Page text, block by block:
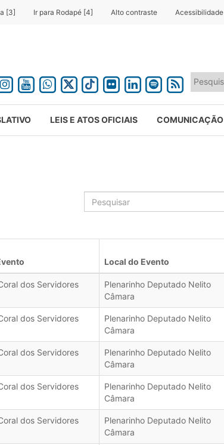
[3] Ir para Rodapé [4] Alto contraste Acessibilidade
LEIS E ATOS OFICIAIS COMUNICAÇÃO
Local do Evento
dos Servidores
Plenarinho Deputado Nelito
Câmara
dos Servidores
Plenarinho Deputado Nelito
Câmara
dos Servidores
Plenarinho Deputado Nelito
Câmara
dos Servidores
Plenarinho Deputado Nelito
Câmara
dos Servidores
Plenarinho Deputado Nelito
Câmara